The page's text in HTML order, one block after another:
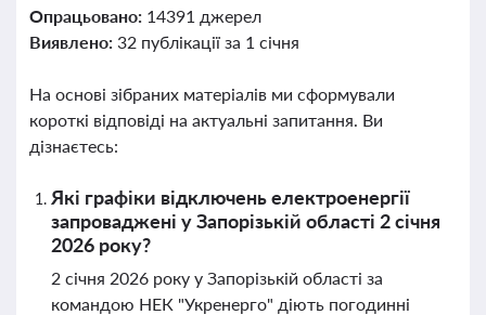
Опрацьовано: 14391 джерел
Виявлено: 32 публікації за 1 січня
На основі зібраних матеріалів ми сформували
короткі відповіді на актуальні запитання. Ви
дізнаєтесь:
Які графіки відключень електроенергії
запроваджені у Запорізькій області 2 січня
2026 року?
2 січня 2026 року у Запорізькій області за
командою НЕК "Укренерго" діють погодинні